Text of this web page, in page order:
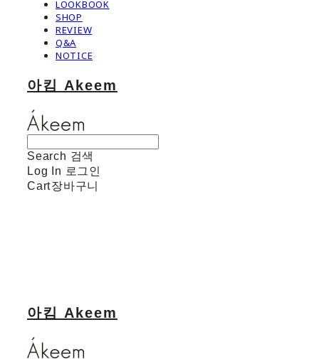
LOOKBOOK
SHOP
REVIEW
Q&A
NOTICE
아킴 Akeem
Search 검색
Log In 로그인
Cart장바구니
아킴 Akeem